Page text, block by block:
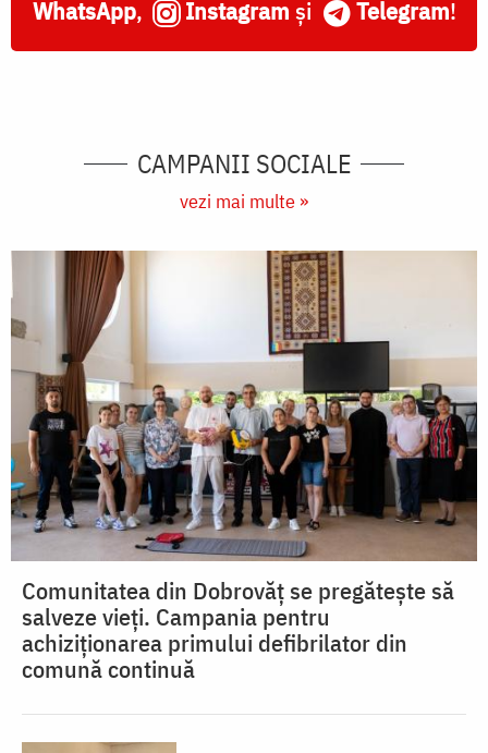
WhatsApp, Instagram și Telegram!
CAMPANII SOCIALE
vezi mai multe »
Comunitatea din Dobrovăț se pregătește să
salveze vieți. Campania pentru
achiziționarea primului defibrilator din
comună continuă